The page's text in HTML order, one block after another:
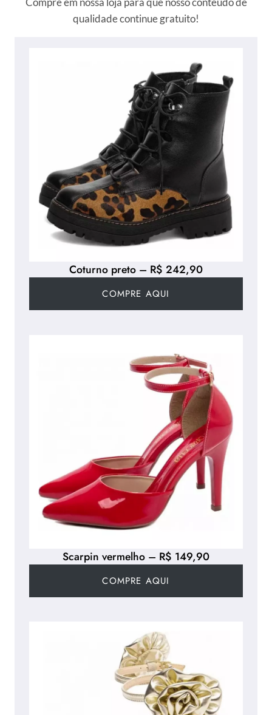
qualidade continue gratuito!
Coturno preto – R$ 242,90
COMPRE AQUI
Scarpin vermelho – R$ 149,90
COMPRE AQUI